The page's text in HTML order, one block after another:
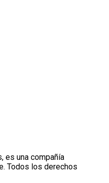
es una compañía
Todos los derechos